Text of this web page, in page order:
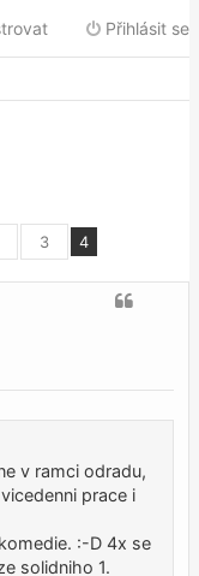
Přihlásit se
3 4
v ramci odradu,
prace i
:-D 4x se
solidniho 1.